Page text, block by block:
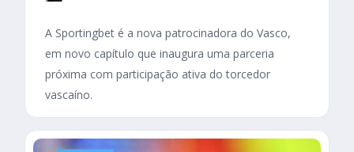
A Sportingbet é a nova patrocinadora do Vasco,
em novo capítulo que inaugura uma parceria
próxima com participação ativa do torcedor
vascaíno.